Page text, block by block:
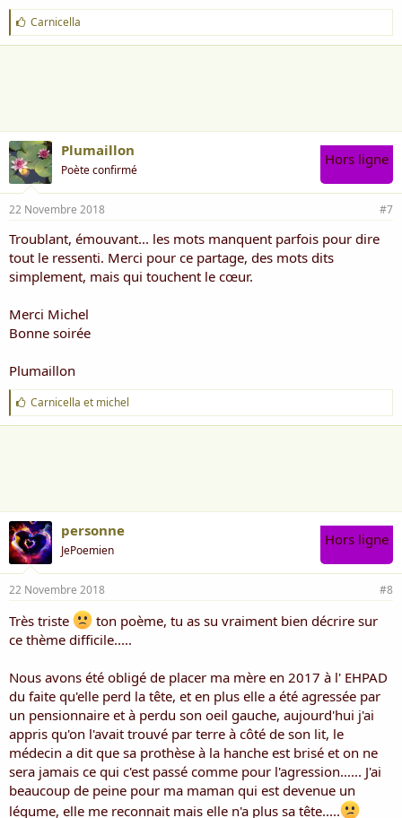
J
'
a
Carnicella
Plumaillon
Poète confirmé
Hors ligne
22 Novembre 2018 #7
Troublant, émouvant... les mots manquent parfois pour dire
tout le ressenti. Merci pour ce partage, des mots dits
simplement, mais qui touchent le cœur.
Merci Michel
Bonne soirée
Plumaillon
J
'
a
Carnicella et michel
personne
JePoemien
Hors ligne
22 Novembre 2018 #8
Très triste
ton poème, tu as su vraiment bien décrire sur
ce thème difficile.....
Nous avons été obligé de placer ma mère en 2017 à l' EHPAD
du faite qu'elle perd la tête, et en plus elle a été agressée par
un pensionnaire et à perdu son oeil gauche, aujourd'hui j'ai
appris qu'on l'avait trouvé par terre à côté de son lit, le
médecin a dit que sa prothèse à la hanche est brisé et on ne
sera jamais ce qui c'est passé comme pour l'agression...... J'ai
beaucoup de peine pour ma maman qui est devenue un
légume, elle me reconnait mais elle n'a plus sa tête.....